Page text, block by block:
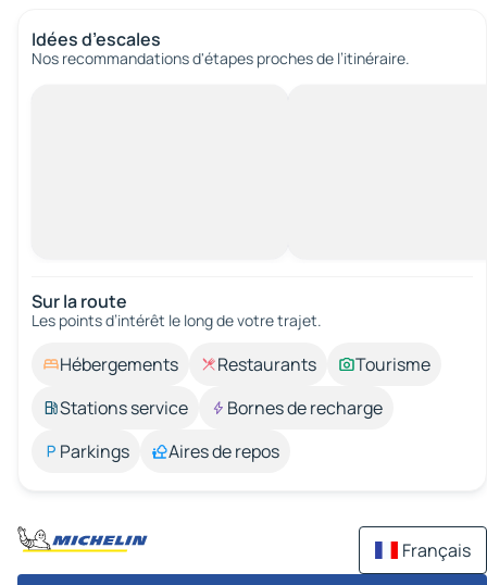
Idées d’escales
Nos recommandations d'étapes proches de l’itinéraire.
Sur la route
Les points d’intérêt le long de votre trajet.
Hébergements Restaurants
Tourisme
Stations service
Bornes de recharge
Parkings
Aires de repos
Français